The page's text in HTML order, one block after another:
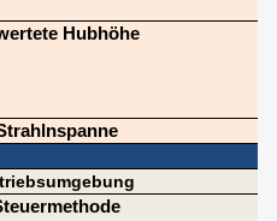
Hubhöhe